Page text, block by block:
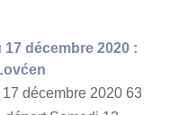
décembre 2020 :
décembre 2020 63